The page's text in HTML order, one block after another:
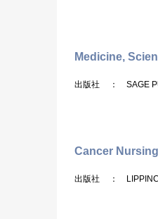
Medicine,
出版社 ： SAGE
Cancer
出版社 ：